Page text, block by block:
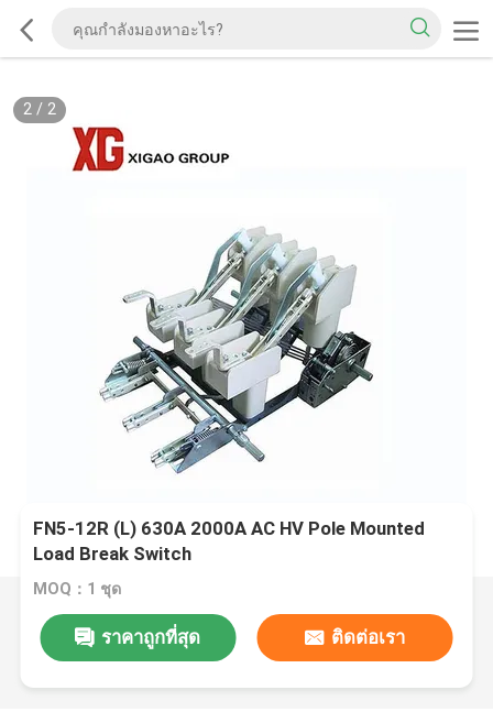
2/ 2
FN5-12R (L) 630A 2000A AC HV Pole Mounted
Load Break Switch
MOQ：1 ชุด
ราคาถูกที่สุด ติดต่อเรา